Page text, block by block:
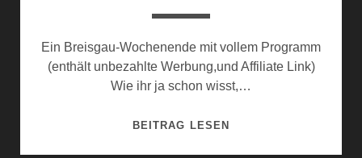
Ein Breisgau-Wochenende mit vollem Programm
(enthält unbezahlte Werbung,und Affiliate Link)
Wie ihr ja schon wisst,…
BEITRAG LESENIM